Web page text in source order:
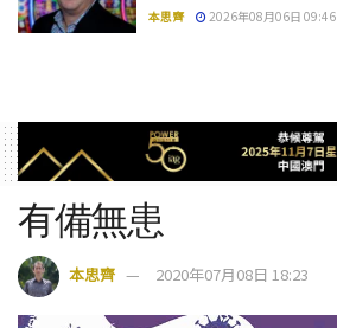
本思齊 2026年08月06日 09:46
有備無患
本思齊 2020年07月08日 18:23